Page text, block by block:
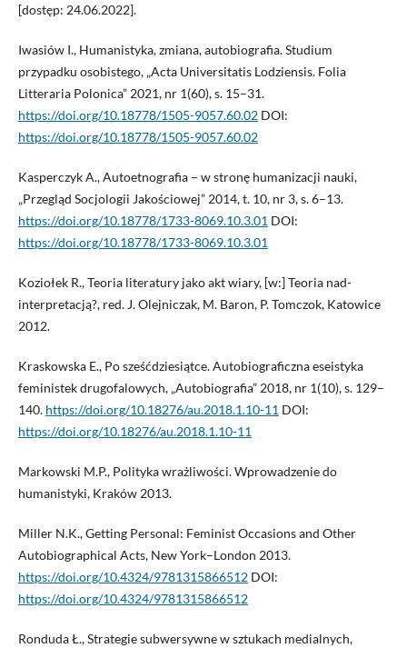
[dostęp: 24.06.2022].
Iwasiów I., Humanistyka, zmiana, autobiografia. Studium
przypadku osobistego, „Acta Universitatis Lodziensis. Folia
Litteraria Polonica” 2021, nr 1(60), s. 15–31.
https://doi.org/10.18778/1505-9057.60.02DOI:
https://doi.org/10.18778/1505-9057.60.02
Kasperczyk A., Autoetnografia – w stronę humanizacji nauki,
„Przegląd Socjologii Jakościowej” 2014, t. 10, nr 3, s. 6–13.
https://doi.org/10.18778/1733-8069.10.3.01 DOI:
https://doi.org/10.18778/1733-8069.10.3.01
Koziołek R., Teoria literatury jako akt wiary, [w:] Teoria nad-
interpretacją?, red. J. Olejniczak, M. Baron, P. Tomczok, Katowice
2012.
Kraskowska E., Po sześćdziesiątce. Autobiograficzna eseistyka
feministek drugofalowych, „Autobiografia” 2018, nr 1(10), s. 129–
140. https://doi.org/10.18276/au.2018.1.10-11 DOI:
https://doi.org/10.18276/au.2018.1.10-11
Markowski M.P., Polityka wrażliwości. Wprowadzenie do
humanistyki, Kraków 2013.
Miller N.K., Getting Personal: Feminist Occasions and Other
Autobiographical Acts, New York–London 2013.
https://doi.org/10.4324/9781315866512DOI:
https://doi.org/10.4324/9781315866512
Ronduda Ł., Strategie subwersywne w sztukach medialnych,